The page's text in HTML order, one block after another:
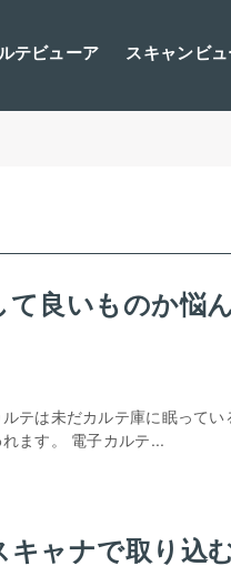
テビューア スキャンビ
良いものか悩
テは未だカルテ庫に眠ってい
ます。 電子カルテ...
ャナで取り込